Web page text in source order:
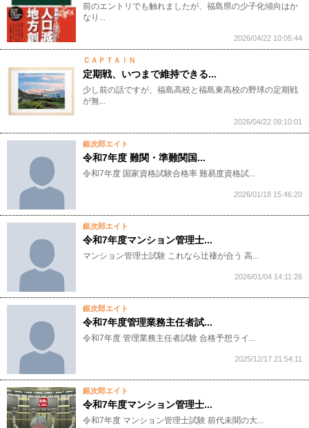
前のエントリでも触れましたが、福島県の少子化傾向はか
なり...
2026/04/22 10:05:44
ＣＡＰＴＡＩＮ
定期戦、いつまで維持できる...
少し前の話ですが、福島高校と福島東高校の野球の定期戦
が無...
2026/04/22 09:10:01
銀次郎エイト
令和7年度 難関・準難関国...
令和7年度 国家資格試験合格率 難易度資格試...
2026/01/18 15:46:20
銀次郎エイト
令和7年度マンション管理士...
マンション管理士試験 これなら辻褄が合う 高...
2026/01/04 14:11:26
銀次郎エイト
令和7年度管理業務主任者試...
令和7年度 管理業務主任者試験 合格予想ライ...
2025/12/17 21:54:11
銀次郎エイト
令和7年度マンション管理士...
令和7年度 マンション管理士試験 前代未聞の大...